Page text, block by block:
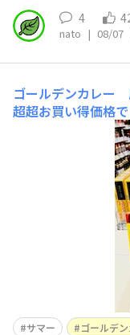
4
nato | 08/07
ゴールデンカレー
超超お買い得価
２か所展開で
ようか
比べてみ
族は 中辛でも
サマー ゴールデ